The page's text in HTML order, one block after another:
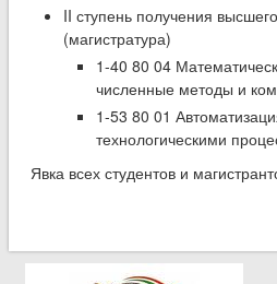
II ступень получения
(магистратура)
1-40 80 04
численные методы и
1-53 80 01
технологическими
Явка всех студентов и